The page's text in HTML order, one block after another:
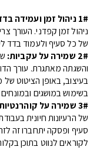
1# ניהול זמן ועמידה בדד ליין:
ניהול זמן קפדני. העורך
של כל סעיף ולעמוד בדד
2# שמירה על עקביות:
והשגתה מאתגרת. עורך
בעיצוב, באופן הציטוט של
בשימוש במושגים
3# שמירה על קוהרנטיות וזרימה:
של הרעיונות חיונית
סעיף ופסקה יתחברו זה
לקוראים לנווט בתוכן